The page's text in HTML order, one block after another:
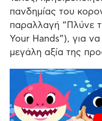
πανδημίας του
παραλλαγή “Πλύνε
Your Hands”), για να
μεγάλη αξία της